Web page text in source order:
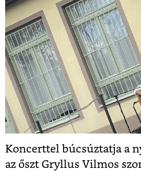
Koncerttel búcsúztatja a
az őszt Gryllus Vilmos